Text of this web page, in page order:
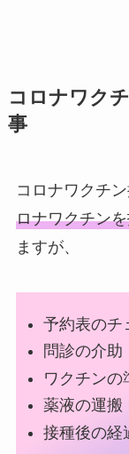
コロナワク
事
コロナワクチ
ロナワクチン
ますが、
予約表のチ
問診の介助
ワクチンの
薬液の運搬
接種後の経